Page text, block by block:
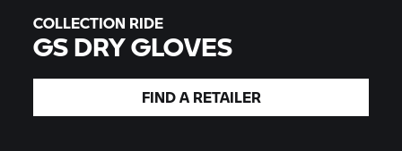
COLLECTION RIDE
GS DRY GLOVES
FIND A RETAILER